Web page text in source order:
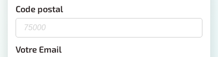
Code postal
Votre Email